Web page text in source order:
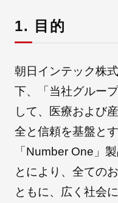
ESG
1. 目的
朝日インテック株
下、「当社グルー
して、医療および
全と信頼を基盤と
「Number One」
とにより、全ての
ともに、広く社会